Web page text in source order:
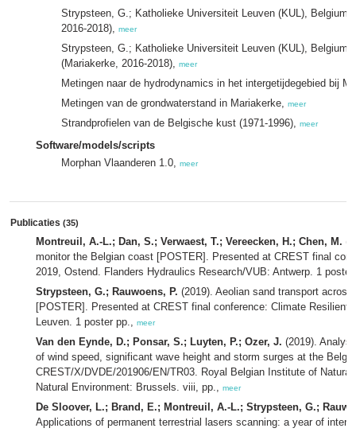
Strypsteen, G.; Katholieke Universiteit Leuven (KUL),
2016-2018), meer
Strypsteen, G.; Katholieke Universiteit Leuven (KUL), Belgium;
(Mariakerke, 2016-2018), meer
Metingen naar de hydrodynamics in het intergetijdegebied bij
Metingen van de grondwaterstand in Mariakerke, meer
Strandprofielen van de Belgische kust (1971-1996), meer
Software/models/scripts
Morphan Vlaanderen 1.0, meer
Publicaties (35)
Montreuil, A.-L.; Dan, S.; Verwaest, T.; Vereecken, H.; Chen, M.
monitor the Belgian coast [POSTER]. Presented at CREST final
2019, Ostend. Flanders Hydraulics Research/VUB: Antwerp. 1
Strypsteen, G.; Rauwoens, P. (2019). Aeolian sand transport
[POSTER]. Presented at CREST final conference: Climate Resilient
Leuven. 1 poster pp., meer
Van den Eynde, D.; Ponsar, S.; Luyten, P.; Ozer, J. (2019).
of wind speed, significant wave height and storm surges at the
CREST/X/DVDE/201906/EN/TR03. Royal Belgian Institute of
Natural Environment: Brussels. viii, pp., meer
De Sloover, L.; Brand, E.; Montreuil, A.-L.; Strypsteen, G.;
Applications of permanent terrestrial lasers scanning: a year of inter-